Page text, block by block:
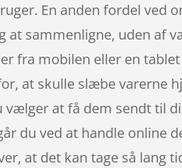
En anden fordel ved
at sammenligne, uden af
fra mobilen eller en
at skulle slæbe varerne
at få dem sendt til
du ved at handle online
at det kan tage så lang